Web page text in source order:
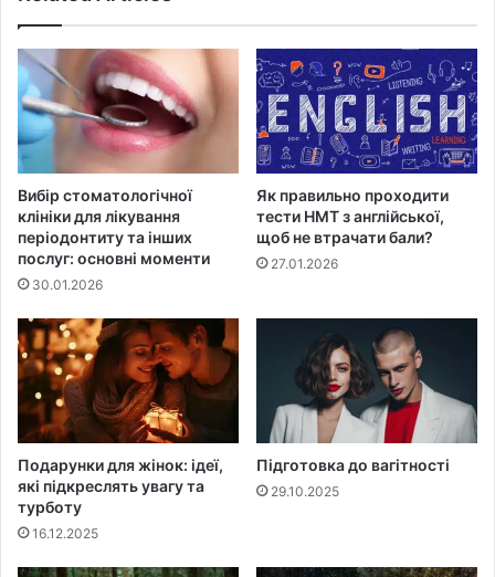
Вибір стоматологічної
клініки для лікування
періодонтиту та інших
послуг: основні моменти
30.01.2026
Як правильно проходити
тести НМТ з англійської,
щоб не втрачати бали?
27.01.2026
Подарунки для жінок: ідеї,
які підкреслять увагу та
турботу
16.12.2025
Підготовка до вагітності
29.10.2025